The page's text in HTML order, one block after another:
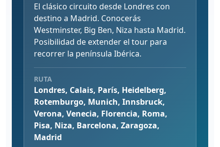
El clásico circuito desde Londres con
destino a Madrid. Conocerás
Westminster, Big Ben, Niza hasta Madrid.
Posibilidad de extender el tour para
recorrer la península Ibérica.
RUTA
Londres, Calais, París, Heidelberg,
Rotemburgo, Munich, Innsbruck,
Verona, Venecia, Florencia, Roma,
Pisa, Niza, Barcelona, Zaragoza,
Madrid